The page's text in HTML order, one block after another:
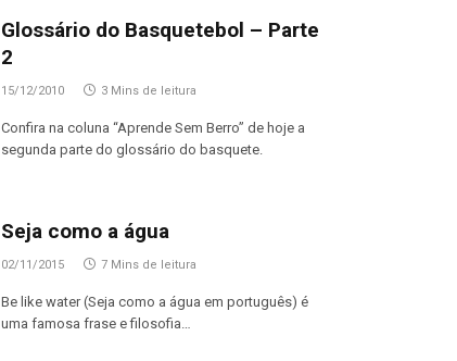
Glossário do Basquetebol – Parte
2
15/12/2010 3 Mins de leitura
Confira na coluna “Aprende Sem Berro” de hoje a
segunda parte do glossário do basquete.
Seja como a água
02/11/2015 7 Mins de leitura
Be like water (Seja como a água em português) é
uma famosa frase e filosofia…